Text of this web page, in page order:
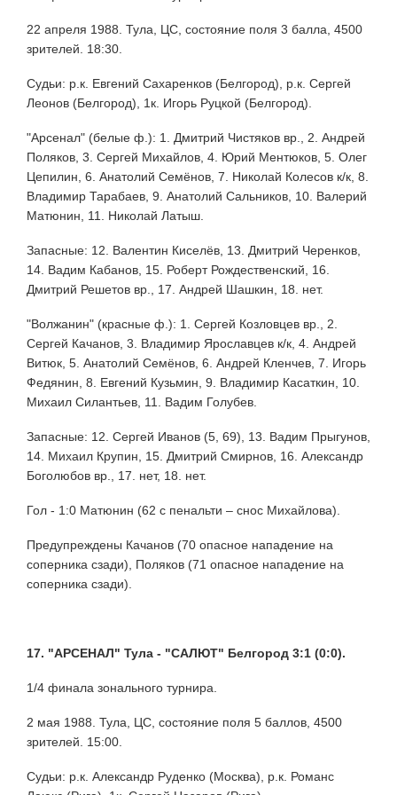
22 апреля 1988. Тула, ЦС, состояние поля 3 балла, 4500
зрителей. 18:30.
Судьи: р.к. Евгений Сахаренков (Белгород), р.к. Сергей
Леонов (Белгород), 1к. Игорь Руцкой (Белгород).
"Арсенал" (белые ф.): 1. Дмитрий Чистяков вр., 2. Андрей
Поляков, 3. Сергей Михайлов, 4. Юрий Ментюков, 5. Олег
Цепилин, 6. Анатолий Семёнов, 7. Николай Колесов к/к, 8.
Владимир Тарабаев, 9. Анатолий Сальников, 10. Валерий
Матюнин, 11. Николай Латыш.
Запасные: 12. Валентин Киселёв, 13. Дмитрий Черенков,
14. Вадим Кабанов, 15. Роберт Рождественский, 16.
Дмитрий Решетов вр., 17. Андрей Шашкин, 18. нет.
"Волжанин" (красные ф.): 1. Сергей Козловцев вр., 2.
Сергей Качанов, 3. Владимир Ярославцев к/к, 4. Андрей
Витюк, 5. Анатолий Семёнов, 6. Андрей Кленчев, 7. Игорь
Федянин, 8. Евгений Кузьмин, 9. Владимир Касаткин, 10.
Михаил Силантьев, 11. Вадим Голубев.
Запасные: 12. Сергей Иванов (5, 69), 13. Вадим Прыгунов,
14. Михаил Крупин, 15. Дмитрий Смирнов, 16. Александр
Боголюбов вр., 17. нет, 18. нет.
Гол - 1:0 Матюнин (62 с пенальти – снос Михайлова).
Предупреждены Качанов (70 опасное нападение на
соперника сзади), Поляков (71 опасное нападение на
соперника сзади).
17. "АРСЕНАЛ" Тула - "САЛЮТ" Белгород 3:1 (0:0).
1/4 финала зонального турнира.
2 мая 1988. Тула, ЦС, состояние поля 5 баллов, 4500
зрителей. 15:00.
Судьи: р.к. Александр Руденко (Москва), р.к. Романс